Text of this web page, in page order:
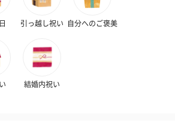
ンセンススティック
（St.OSMANTHUS）
（880円）
引っ越し祝い 自分へのご褒美
結婚内祝い